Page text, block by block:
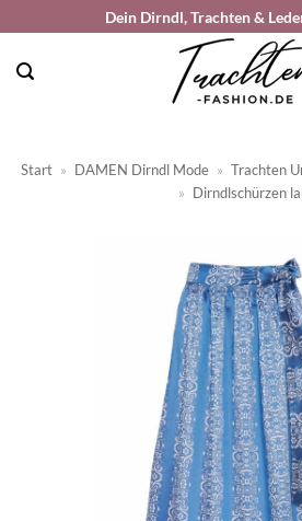
springen
Dein Dirndl, Trachten &
Start » DAMEN Dirndl Mode » Trachten
» Dirndlschürzen